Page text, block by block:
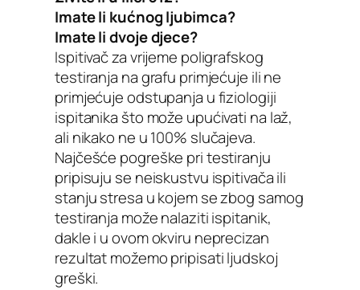
Imate li kućnog ljubimca?
Imate li dvoje djece?
Ispitivač za vrijeme poligrafskog
testiranja na grafu primjećuje ili ne
primjećuje odstupanja u fiziologiji
ispitanika što može upućivati na laž,
ali nikako ne u 100% slučajeva.
Najčešće pogreške pri testiranju
pripisuju se neiskustvu ispitivača ili
stanju stresa u kojem se zbog samog
testiranja može nalaziti ispitanik,
dakle i u ovom okviru neprecizan
rezultat možemo pripisati ljudskoj
greški.